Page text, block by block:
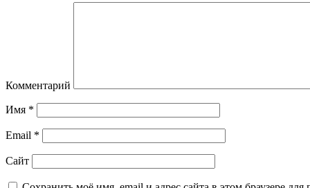
Комментарий
Имя *
Email *
Сайт